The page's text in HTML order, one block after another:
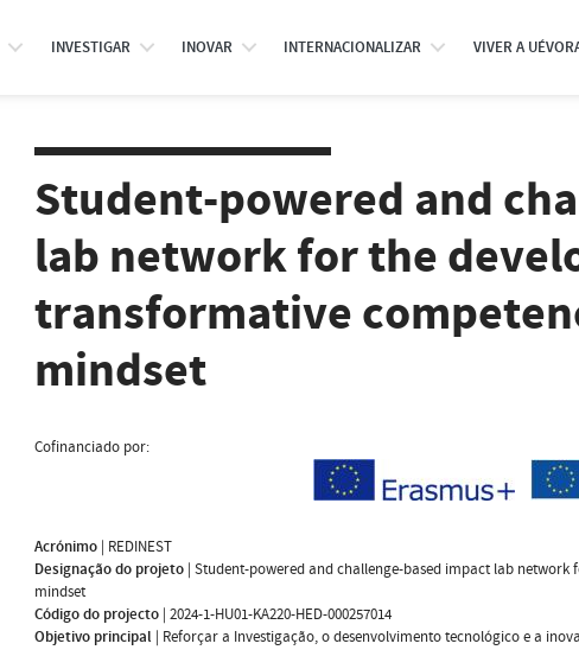
INVESTIGAR INOVAR INTERNACIONALIZAR VIVER A
Student-powered and
lab network for the
transformative
mindset
Cofinanciado por:
Acrónimo | REDINEST
Designação do projeto | Student-powered and challenge-based impact lab
mindset
Código do projecto | 2024-1-HU01-KA220-HED-000257014
Objetivo principal | Reforçar a Investigação, o desenvolvimento tecnológico e a